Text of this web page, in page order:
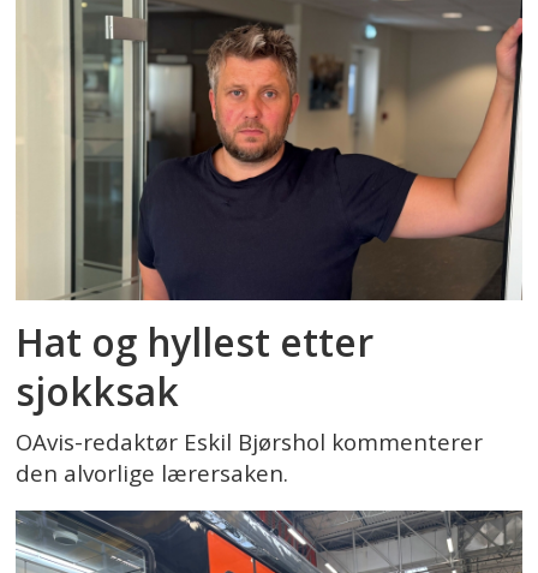
Hat og hyllest etter
sjokksak
OAvis-redaktør Eskil Bjørshol kommenterer
den alvorlige lærersaken.